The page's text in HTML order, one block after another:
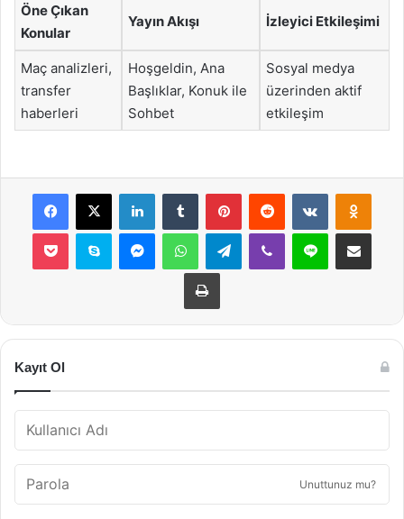
Öne Çıkan
Konular
Yayın Akışı İzleyici Etkileşimi
Maç analizleri,
transfer
haberleri
Hoşgeldin, Ana
Başlıklar, Konuk ile
Sohbet
Sosyal medya
üzerinden aktif
etkileşim
Facebook
X LinkedInTumblr PinterestReddit VKontakte
Pocket Skype MessengerWhatsAppTelegramViber Line E-Posta ile
Yazdır
Kayıt Ol
Unuttunuz mu?